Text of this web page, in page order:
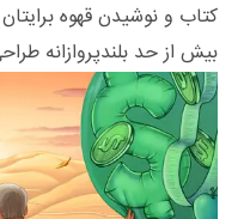
کتاب و نوشیدن قهوه
بیش از حد بلندپروازانه